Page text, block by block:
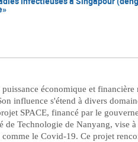
économique et
influence s'étend à divers
SPACE, financé par le
Technologie de Nanyang, vise
comme le Covid-19. Ce projet